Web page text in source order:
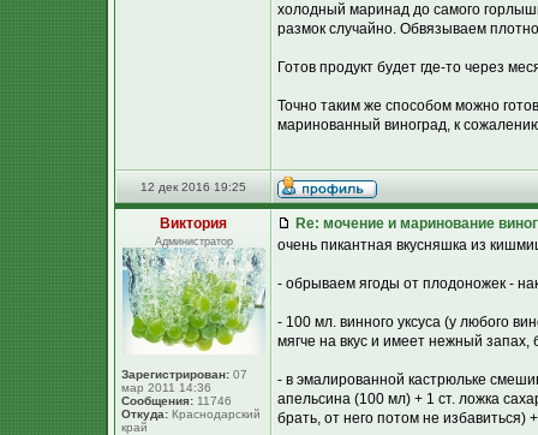
холодный маринад до самого
размок случайно. Обвязываем
Готов продукт будет где-то через
Точно таким же способом можно
маринованный виноград, к
12 дек 2016 19:25
Виктория
Администратор
Зарегистрирован: 07
мар 2011 14:36
Сообщения: 11746
Откуда: Краснодарский
край
Re: мочение и маринование
очень пикантная вкусняшка из
- обрываем ягоды от плодоножек -
- 100 мл. винного уксуса (у любого
мягче на вкус и имеет нежный
- в эмалированной кастрюльке
апельсина (100 мл) + 1 ст. ложка
брать, от него потом не